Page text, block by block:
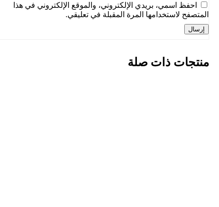
احفظ اسمي، بريدي الإلكتروني، والموقع الإلكتروني في هذا
المتصفح لاستخدامها المرة المقبلة في تعليقي.
منتجات ذات صلة